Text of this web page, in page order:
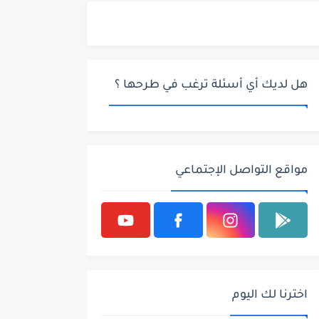
هل لديك أي أسئلة ترغب في طرحها ؟
مواقع التواصل الإجتماعي
اخترنا لك اليوم